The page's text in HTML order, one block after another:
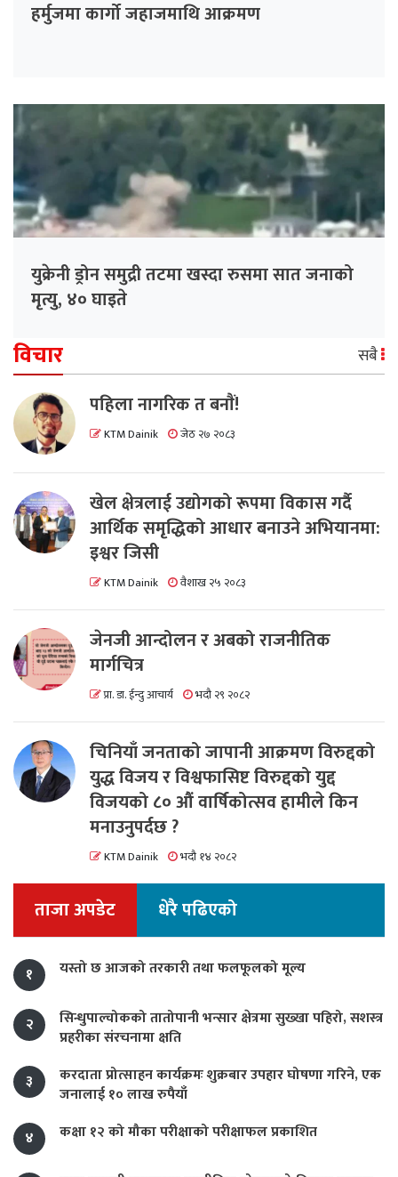
हर्मुजमा कार्गो जहाजमाथि आक्रमण
युक्रेनी ड्रोन समुद्री तटमा खस्दा रुसमा सात जनाको
मृत्यु, ४० घाइते
विचार सबै
पहिला नागरिक त बनाैं!
KTM Dainik जेठ २७ २०८३
खेल क्षेत्रलाई उद्योगको रूपमा विकास गर्दै
आर्थिक समृद्धिको आधार बनाउने अभियानमा:
इश्वर जिसी
KTM Dainik वैशाख २५ २०८३
जेनजी आन्दोलन र अबको राजनीतिक
मार्गचित्र
प्रा. डा. ईन्दु आचार्य भदौ २९ २०८२
चिनियाँ जनताको जापानी आक्रमण विरुद्दको
युद्ध विजय र विश्वफासिष्ट विरुद्दको युद्द
विजयको ८० औं वार्षिकोत्सव हामीले किन
मनाउनुपर्दछ ?
KTM Dainik भदौ १४ २०८२
ताजा अपडेट धेरै पढिएको
१ यस्तो छ आजको तरकारी तथा फलफूलको मूल्य
२
सिन्धुपाल्चोकको तातोपानी भन्सार क्षेत्रमा सुख्खा पहिरो, सशस्त्र
प्रहरीका संरचनामा क्षति
३
करदाता प्रोत्साहन कार्यक्रमः शुक्रबार उपहार घोषणा गरिने, एक
जनालाई १० लाख रुपैयाँ
४
कक्षा १२ को मौका परीक्षाको परीक्षाफल प्रकाशित